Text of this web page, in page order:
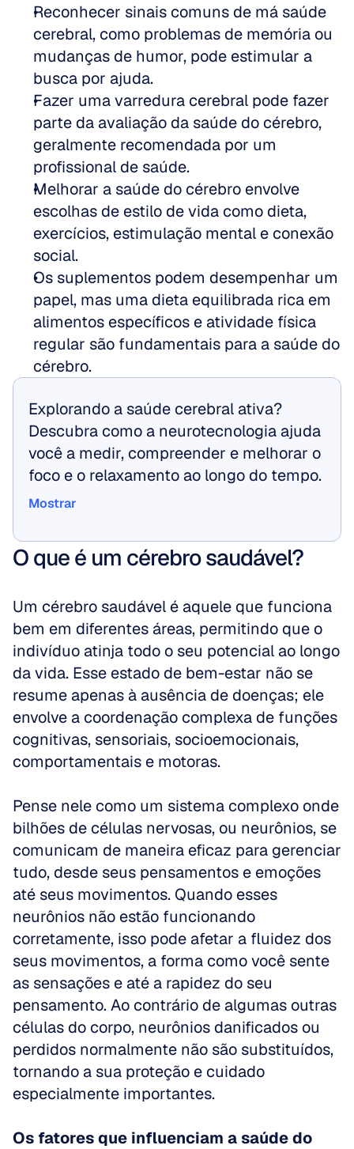
Reconhecer sinais comuns de má saúde
cerebral, como problemas de memória ou
mudanças de humor, pode estimular a
busca por ajuda.
Fazer uma varredura cerebral pode fazer
parte da avaliação da saúde do cérebro,
geralmente recomendada por um
profissional de saúde.
Melhorar a saúde do cérebro envolve
escolhas de estilo de vida como dieta,
exercícios, estimulação mental e conexão
social.
Os suplementos podem desempenhar um
papel, mas uma dieta equilibrada rica em
alimentos específicos e atividade física
regular são fundamentais para a saúde do
cérebro.
Explorando a saúde cerebral ativa?
Descubra como a neurotecnologia ajuda
você a medir, compreender e melhorar o
foco e o relaxamento ao longo do tempo.
Mostrar
O que é um cérebro saudável?
Um cérebro saudável é aquele que funciona
bem em diferentes áreas, permitindo que o
indivíduo atinja todo o seu potencial ao longo
da vida. Esse estado de bem-estar não se
resume apenas à ausência de doenças; ele
envolve a coordenação complexa de funções
cognitivas, sensoriais, socioemocionais,
comportamentais e motoras.
Pense nele como um sistema complexo onde
bilhões de células nervosas, ou neurônios, se
comunicam de maneira eficaz para gerenciar
tudo, desde seus pensamentos e emoções
até seus movimentos. Quando esses
neurônios não estão funcionando
corretamente, isso pode afetar a fluidez dos
seus movimentos, a forma como você sente
as sensações e até a rapidez do seu
pensamento. Ao contrário de algumas outras
células do corpo, neurônios danificados ou
perdidos normalmente não são substituídos,
tornando a sua proteção e cuidado
especialmente importantes.
Os fatores que influenciam a saúde do